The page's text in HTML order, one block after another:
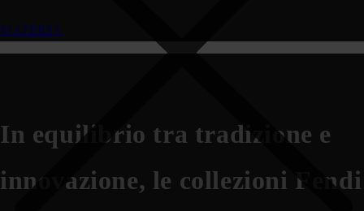
MATERIA
In equilibrio tra tradizione e
innovazione, le collezioni Fendi